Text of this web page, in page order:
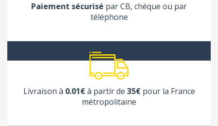
Paiement sécurisé par CB, chèque ou par
téléphone
Livraison à 0.01€à partir de 35€pour la France
métropolitaine